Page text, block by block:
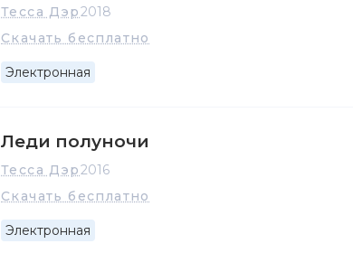
Тесса Дэр2018
Скачать бесплатно
Электронная
Леди полуночи
Тесса Дэр2016
Скачать бесплатно
Электронная